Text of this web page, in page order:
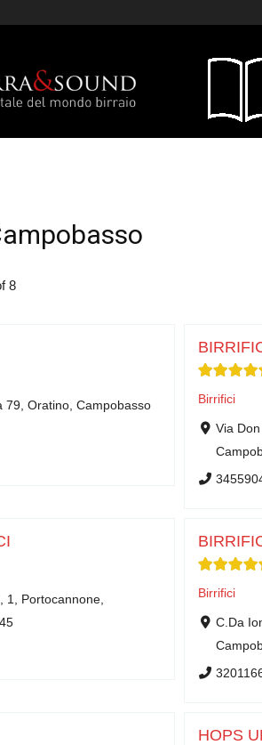
8
79, Oratino, Campobasso
Birrifici
Via
1, Portocannone,
Birrifici
C.Da
HOPS